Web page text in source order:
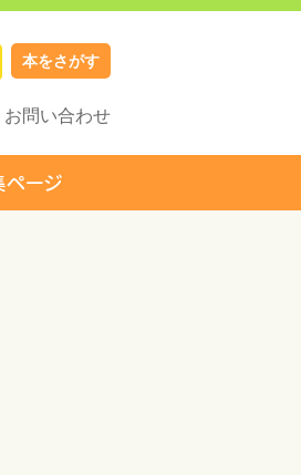
本をさがす
お問い合わせ